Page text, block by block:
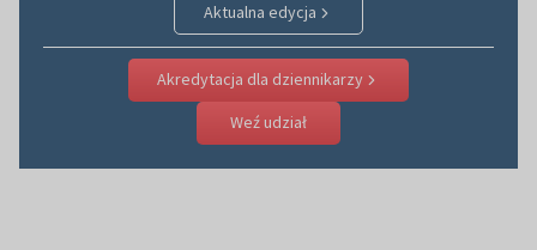
Aktualna edycja
Akredytacja dla dziennikarzy
Weź udział